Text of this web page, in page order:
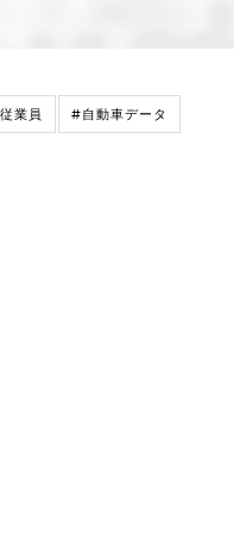
業員 #自動車データ